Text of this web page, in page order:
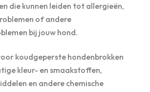
die kunnen leiden tot allergieën,
of andere
bij jouw hond.
koudgeperste hondenbrokken
kleur- en smaakstoffen,
en andere chemische